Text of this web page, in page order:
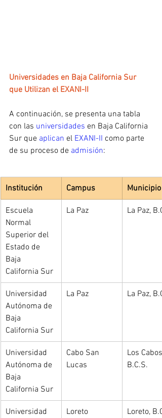
Universidades en Baja California Sur
que Utilizan el EXANI-II
A continuación, se presenta una tabla
con las universidades en Baja California
Sur que aplican el EXANI-II como parte
de su proceso de admisión:
Institución Campus Municipio
Escuela
Normal
Superior del
Estado de
Baja
California Sur
La Paz La Paz,
Universidad
Autónoma de
Baja
California Sur
La Paz La Paz,
Universidad
Autónoma de
Baja
California Sur
Cabo San
Lucas
Los Cabos,
B.C.S.
Universidad
Loreto Loreto,